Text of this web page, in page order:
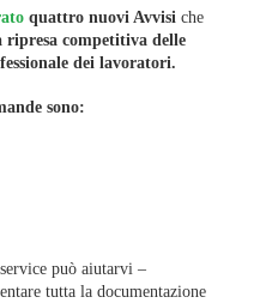
quattro nuovi Avvisi che
competitiva delle
dei lavoratori.
sono:
può aiutarvi –
tutta la documentazione